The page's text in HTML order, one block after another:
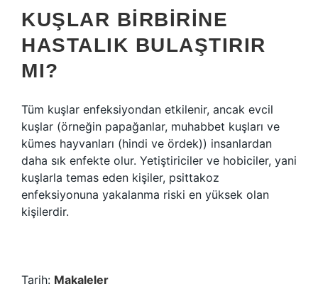
KUŞLAR BIRBIRINE
HASTALIK BULAŞTIRIR
MI?
Tüm kuşlar enfeksiyondan etkilenir, ancak evcil
kuşlar (örneğin papağanlar, muhabbet kuşları ve
kümes hayvanları (hindi ve ördek)) insanlardan
daha sık enfekte olur. Yetiştiriciler ve hobiciler, yani
kuşlarla temas eden kişiler, psittakoz
enfeksiyonuna yakalanma riski en yüksek olan
kişilerdir.
Tarih: Makaleler